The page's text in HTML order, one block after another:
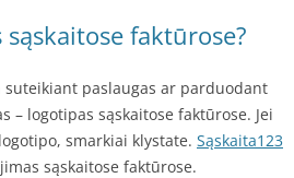
faktūrose?
paslaugas ar parduodant
– logotipas sąskaitose faktūrose. Jei
smarkiai klystate. Sąskaita123
sąskaitose faktūrose.